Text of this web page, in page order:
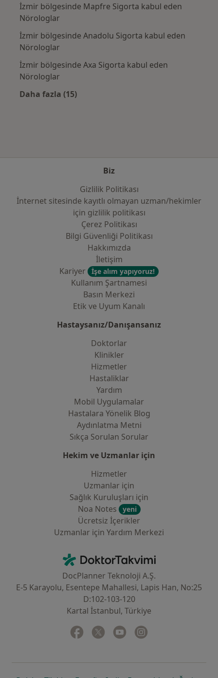
İzmir bölgesinde Mapfre Sigorta kabul eden
Nörologlar
İzmir bölgesinde Anadolu Sigorta kabul eden
Nörologlar
İzmir bölgesinde Axa Sigorta kabul eden
Nörologlar
Daha fazla (15)
Biz
Gizlilik Politikası
İnternet sitesinde kayıtlı olmayan uzman/hekimler
i̇çin gizlilik politikası
Çerez Politikası
Bilgi Güvenliği Politikası
Hakkımızda
İletişim
Kariyer
İşe alım yapıyoruz!
Kullanım Şartnamesi
Basın Merkezi
Etik ve Uyum Kanalı
Hastaysanız/Danışansanız
Doktorlar
Klinikler
Hizmetler
Hastaliklar
Yardım
Mobil Uygulamalar
Hastalara Yönelik Blog
Aydınlatma Metni
Sıkça Sorulan Sorular
Hekim ve Uzmanlar için
Hizmetler
Uzmanlar için
Sağlık Kuruluşları için
Noa Notes
yeni
Ücretsiz İçerikler
Uzmanlar için Yardım Merkezi
DoktorTakvimi - Ana Sayfa
DocPlanner Teknoloji A.Ş.
E-5 Karayolu, Esentepe Mahallesi, Lapis Han, No:25
D:102-103-120
Kartal İstanbul, Türkiye
Facebook
yeni bir sekmede açılır
Twitter
yeni bir sekmede açılır
Youtube
yeni bir sekmede açılır